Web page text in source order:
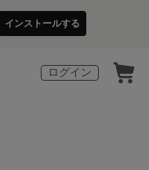
インストールする
ログイン